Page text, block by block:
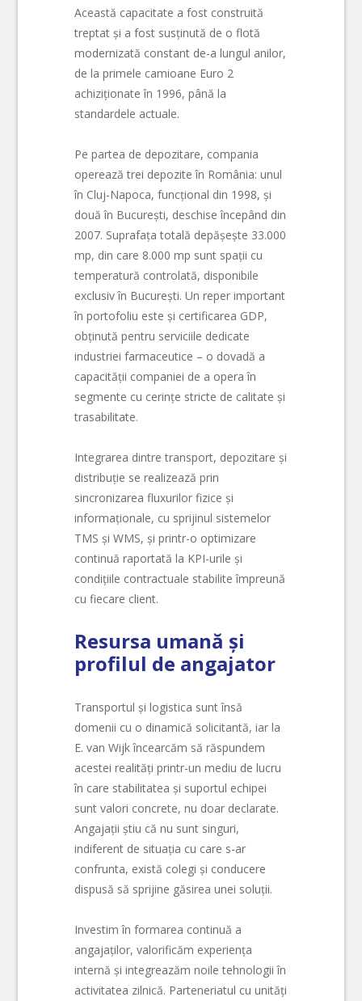
Această capacitate a fost construită
treptat și a fost susținută de o flotă
modernizată constant de-a lungul anilor,
de la primele camioane Euro 2
achiziționate în 1996, până la
standardele actuale.
Pe partea de depozitare, compania
operează trei depozite în România: unul
în Cluj-Napoca, funcțional din 1998, și
două în București, deschise începând din
2007. Suprafața totală depășește 33.000
mp, din care 8.000 mp sunt spații cu
temperatură controlată, disponibile
exclusiv în București. Un reper important
în portofoliu este și certificarea GDP,
obținută pentru serviciile dedicate
industriei farmaceutice – o dovadă a
capacității companiei de a opera în
segmente cu cerințe stricte de calitate și
trasabilitate.
Integrarea dintre transport, depozitare și
distribuție se realizează prin
sincronizarea fluxurilor fizice și
informaționale, cu sprijinul sistemelor
TMS și WMS, și printr-o optimizare
continuă raportată la KPI-urile și
condițiile contractuale stabilite împreună
cu fiecare client.
Resursa umană și
profilul de angajator
Transportul și logistica sunt însă
domenii cu o dinamică solicitantă, iar la
E. van Wijk încearcăm să răspundem
acestei realități printr-un mediu de lucru
în care stabilitatea și suportul echipei
sunt valori concrete, nu doar declarate.
Angajații știu că nu sunt singuri,
indiferent de situația cu care s-ar
confrunta, există colegi și conducere
dispusă să sprijine găsirea unei soluții.
Investim în formarea continuă a
angajaților, valorificăm experiența
internă și integreazăm noile tehnologii în
activitatea zilnică. Parteneriatul cu unități